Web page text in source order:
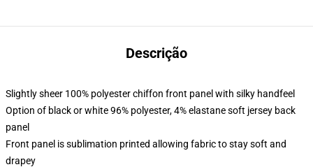
Descrição
Slightly sheer 100% polyester chiffon front panel with silky handfeel
Option of black or white 96% polyester, 4% elastane soft jersey back
panel
Front panel is sublimation printed allowing fabric to stay soft and
drapey